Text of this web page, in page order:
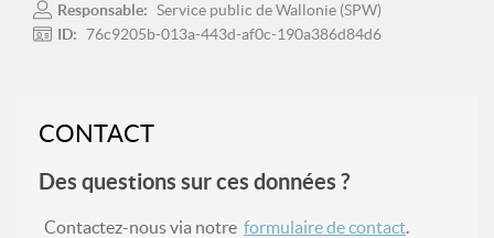
Responsable: Service public de Wallonie (SPW)
ID:
76c9205b-013a-443d-af0c-190a386d84d6
CONTACT
Des questions sur ces données ?
Contactez-nous via notre formulaire de contact.